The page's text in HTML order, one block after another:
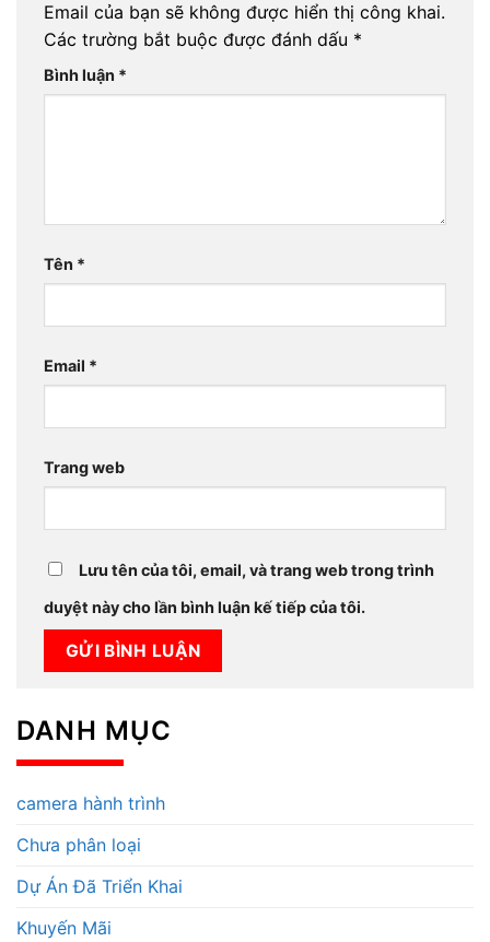
Email của bạn sẽ không được hiển thị công khai.
Các trường bắt buộc được đánh dấu *
Bình luận *
Tên *
Email *
Trang web
Lưu tên của tôi, email, và trang web trong trình
duyệt này cho lần bình luận kế tiếp của tôi.
DANH MỤC
camera hành trình
Chưa phân loại
Dự Án Đã Triển Khai
Khuyến Mãi